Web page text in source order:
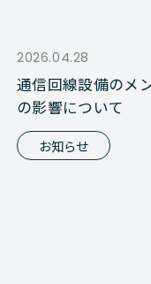
2026.04.28
通信回線設備のメ
の影響について
お知らせ